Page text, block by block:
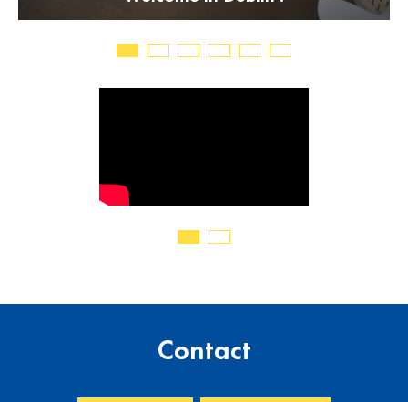
Contact